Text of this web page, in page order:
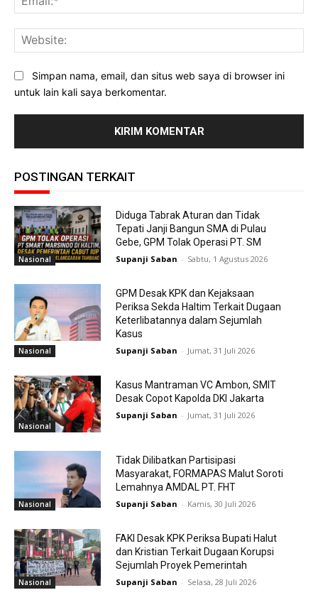
Simpan nama, email, dan situs web saya di browser ini
untuk lain kali saya berkomentar.
POSTINGAN TERKAIT
Nasional
Diduga Tabrak Aturan dan Tidak
Tepati Janji Bangun SMA di Pulau
Gebe, GPM Tolak Operasi PT. SM
Supanji Saban - Sabtu, 1 Agustus 2026
Nasional
GPM Desak KPK dan Kejaksaan
Periksa Sekda Haltim Terkait Dugaan
Keterlibatannya dalam Sejumlah
Kasus
Supanji Saban - Jumat, 31 Juli 2026
Nasional
Kasus Mantraman VC Ambon, SMIT
Desak Copot Kapolda DKI Jakarta
Supanji Saban - Jumat, 31 Juli 2026
Nasional
Tidak Dilibatkan Partisipasi
Masyarakat, FORMAPAS Malut Soroti
Lemahnya AMDAL PT. FHT
Supanji Saban - Kamis, 30 Juli 2026
Nasional
FAKI Desak KPK Periksa Bupati Halut
dan Kristian Terkait Dugaan Korupsi
Sejumlah Proyek Pemerintah
Supanji Saban - Selasa, 28 Juli 2026